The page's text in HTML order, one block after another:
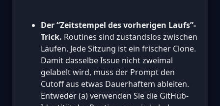
Der “Zeitstempel des vorherigen Laufs”-
Trick. Routines sind zustandslos zwischen
Läufen. Jede Sitzung ist ein frischer Clone.
Damit dasselbe Issue nicht zweimal
gelabelt wird, muss der Prompt den
Cutoff aus etwas Dauerhaftem ableiten.
Entweder (a) verwenden Sie die GitHub-